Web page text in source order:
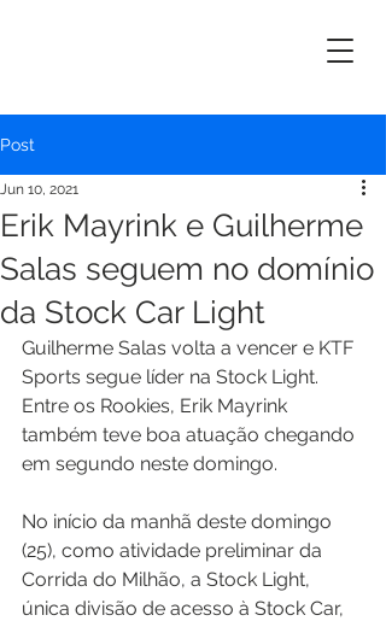
Post
Erik Mayrink e Guilherme
Salas seguem no domínio
da Stock Car Light
Jun 10, 2021
Guilherme Salas volta a vencer e KTF
Sports segue líder na Stock Light.
Entre os Rookies, Erik Mayrink
também teve boa atuação chegando
em segundo neste domingo.
No início da manhã deste domingo
(25), como atividade preliminar da
Corrida do Milhão, a Stock Light,
única divisão de acesso à Stock Car,